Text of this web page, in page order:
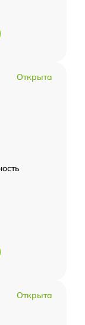
Открыта
Открыта